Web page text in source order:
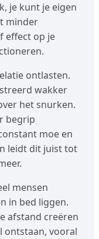
je kunt je eigen
minder
effect op je
ontlasten.
wakker
het snurken.
begrip
moe en
leidt dit juist tot
mensen
in bed liggen.
afstand creëren
ontstaan, vooral